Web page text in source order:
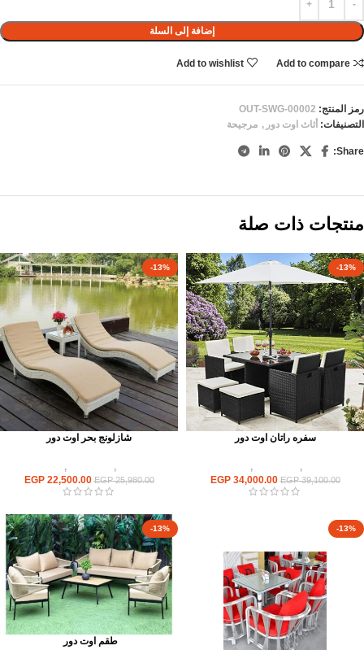
إضافة إلى السلة
Add to compare
Add to wishlist
رمز المنتج: OUT-SWG-00002
التصنيفات: أثاث اوت دور , مرجيحة
Share:
منتجات ذات صلة
-13%
سفره راتان اوت دور
,
,
EGP39,100.00
EGP34,000.00
-13%
شازلونج بحر اوت دور
,
,
EGP25,980.00
EGP22,500.00
-13%
-13%
طقم اوت دور